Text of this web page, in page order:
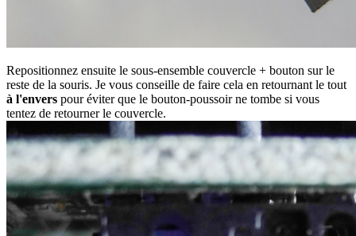
Repositionnez ensuite le sous-ensemble couvercle + bouton sur le
reste de la souris. Je vous conseille de faire cela en retournant le tout
à l'envers pour éviter que le bouton-poussoir ne tombe si vous
tentez de retourner le couvercle.